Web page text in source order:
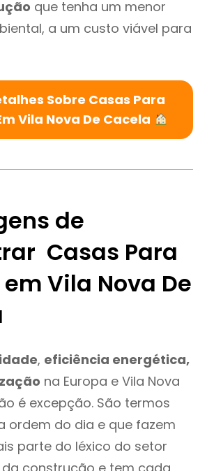
que tenha um menor
a um custo viável para
Sobre Casas Para
Vila Nova De Cacela
de
Casas Para
Vila Nova De
, eficiência energética,
na Europa e Vila Nova
é excepção. São termos
ordem do dia e que fazem
parte do léxico do setor